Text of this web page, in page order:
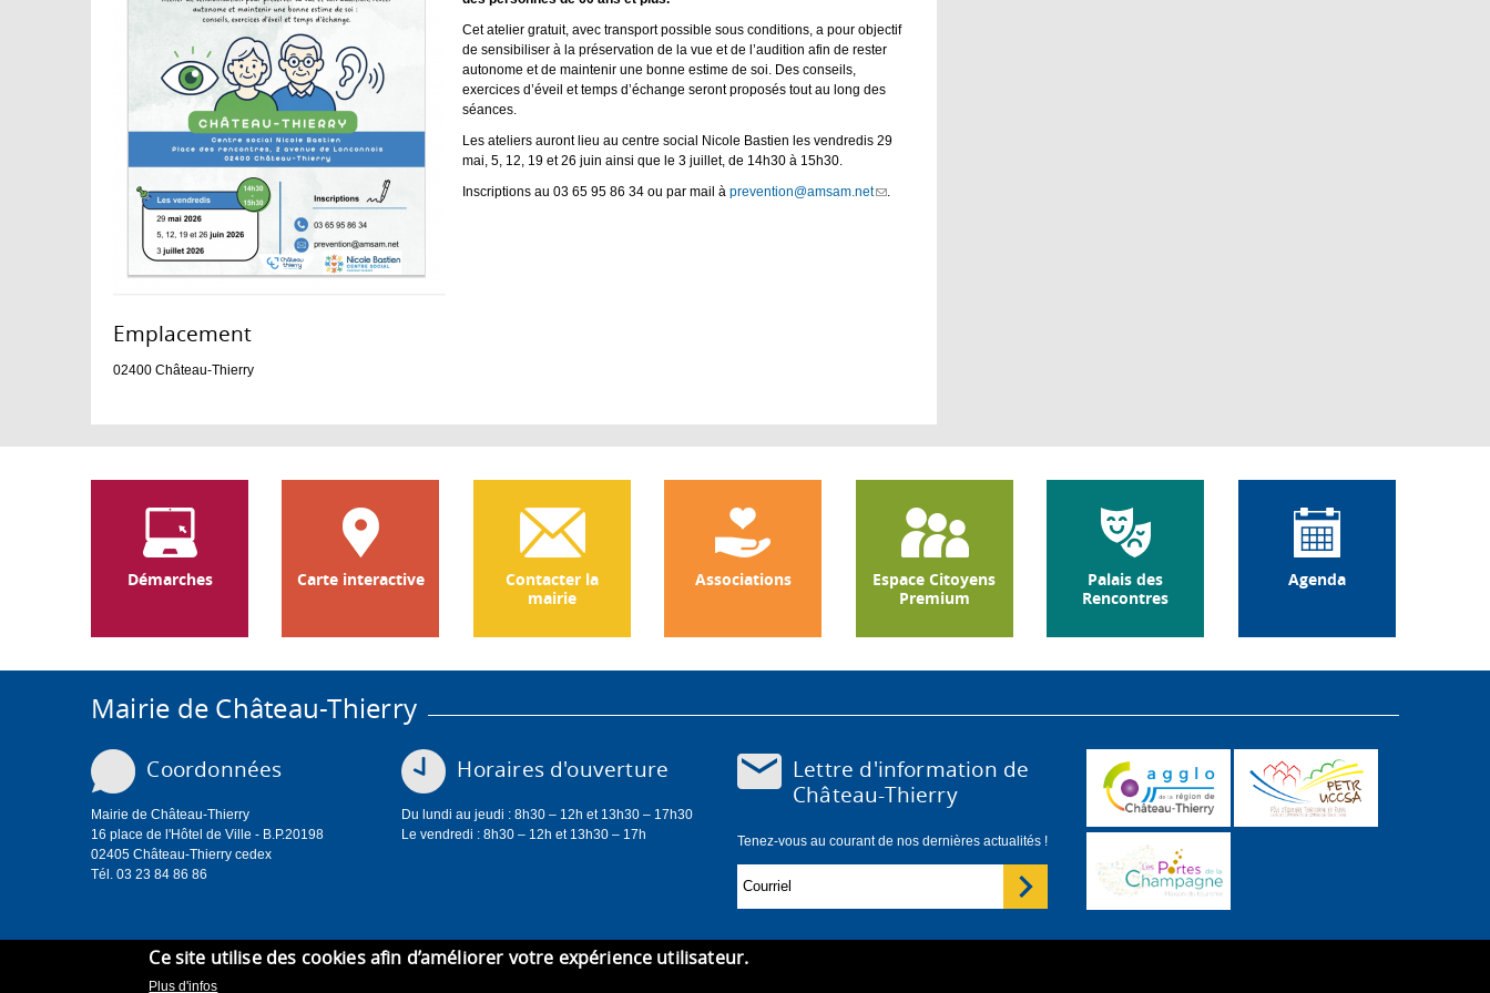
Cet atelier gratuit, avec transport possible sous conditions, a pour objectif
de sensibiliser à la préservation de la vue et de l’audition afin de rester
autonome et de maintenir une bonne estime de soi. Des conseils,
exercices d’éveil et temps d’échange seront proposés tout au long des
séances.
Les ateliers auront lieu au centre social Nicole Bastien les vendredis 29
mai, 5, 12, 19 et 26 juin ainsi que le 3 juillet, de 14h30 à 15h30.
Inscriptions au 03 65 95 86 34 ou par mail à prevention@amsam.net(link
Emplacement :
02400 Château-Thierry
Démarches Carte interactive
Contacter la
mairie
Associations
Espace Citoyens
Premium
Palais des
Rencontres
Agenda
Mairie de Château-Thierry
Coordonnées
Mairie de Château-Thierry
16 place de l'Hôtel de Ville - B.P.20198
02405 Château-Thierry cedex
Tél. 03 23 84 86 86
Horaires d'ouverture
Du lundi au jeudi : 8h30 – 12h et 13h30 – 17h30
Le vendredi : 8h30 – 12h et 13h30 – 17h
Lettre d'information de
Château-Thierry
Tenez-vous au courant de nos dernières actualités !
Ce site utilise des cookies afin d’améliorer votre expérience utilisateur.
Plus d'infos